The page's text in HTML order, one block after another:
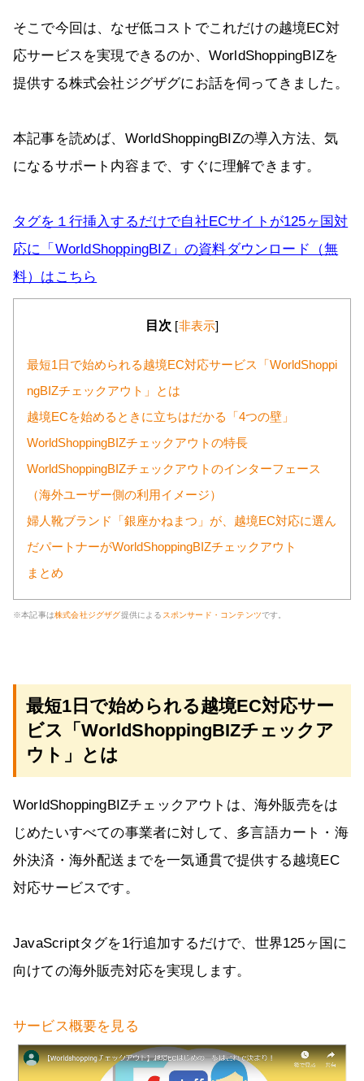
そこで今回は、なぜ低コストでこれだけの越境EC対
応サービスを実現できるのか、WorldShoppingBIZを
提供する株式会社ジグザグにお話を伺ってきました。
本記事を読めば、WorldShoppingBIZの導入方法、気
になるサポート内容まで、すぐに理解できます。
タグを１行挿入するだけで自社ECサイトが125ヶ国対
応に「WorldShoppingBIZ」の資料ダウンロード（無
料）はこちら
目次 [非表示]
最短1日で始められる越境EC対応サービス「WorldShoppi
ngBIZチェックアウト」とは
越境ECを始めるときに立ちはだかる「4つの壁」
WorldShoppingBIZチェックアウトの特長
WorldShoppingBIZチェックアウトのインターフェース
（海外ユーザー側の利用イメージ）
婦人靴ブランド「銀座かねまつ」が、越境EC対応に選ん
だパートナーがWorldShoppingBIZチェックアウト
まとめ
※本記事は株式会社ジグザグ提供による スポンサード・コンテンツです。
最短1日で始められる越境EC対応サー
ビス「WorldShoppingBIZチェックア
ウト」とは
WorldShoppingBIZチェックアウトは、海外販売をは
じめたいすべての事業者に対して、多言語カート・海
外決済・海外配送までを一気通貫で提供する越境EC
対応サービスです。
JavaScriptタグを1行追加するだけで、世界125ヶ国に
向けての海外販売対応を実現します。
サービス概要を見る